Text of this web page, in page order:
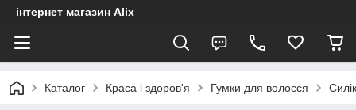
інтернет магазин Alix
Каталог Краса і здоров'я Гумки для волосся